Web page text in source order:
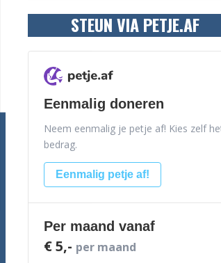
STEUN VIA PETJE.AF
Eenmalig doneren
Neem eenmalig je petje af! Kies zelf
bedrag.
Eenmalig petje af!
Per maand vanaf
€ 5,- per maand